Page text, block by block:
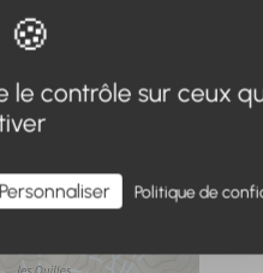
le contrôle sur ceux
Personnaliser Politique de